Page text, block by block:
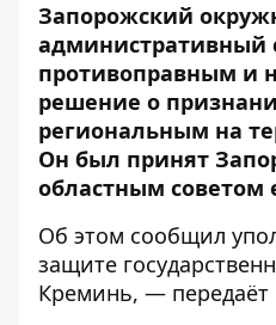
Запорожский
административный
противоправным и
решение о
региональным на
Он был принят
областным советом
Об этом сообщил
защите
Креминь, — передаёт